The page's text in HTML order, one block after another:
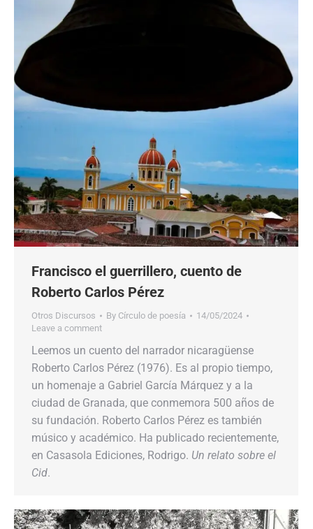
Francisco el guerrillero, cuento de
Roberto Carlos Pérez
Otros Discursos By Círculo de poesía
14/05/2024
Leave a comment
Leemos un cuento del narrador nicaragüense
Roberto Carlos Pérez (1976). Es al propio tiempo,
un homenaje a Gabriel García Márquez y a la
ciudad de Granada, que conmemora 500 años de
su fundación. Roberto Carlos Pérez es también
músico y académico. Ha publicado recientemente,
en Casasola Ediciones, Rodrigo. Un relato sobre el
Cid.